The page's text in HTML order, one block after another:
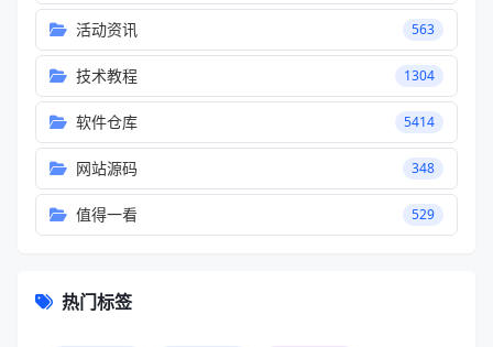
活动资讯 563
技术教程 1304
软件仓库 5414
网站源码 348
值得一看 529
热门标签